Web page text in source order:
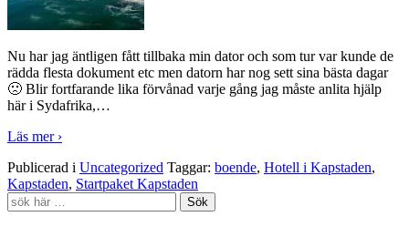
Nu har jag äntligen fått tillbaka min dator och som tur var kunde de
rädda flesta dokument etc men datorn har nog sett sina bästa dagar
🙁 Blir fortfarande lika förvånad varje gång jag måste anlita hjälp
här i Sydafrika,…
Läs mer ›
Publicerad i Uncategorized Taggar: boende, Hotell i Kapstaden,
Kapstaden, Startpaket Kapstaden
Search
for: